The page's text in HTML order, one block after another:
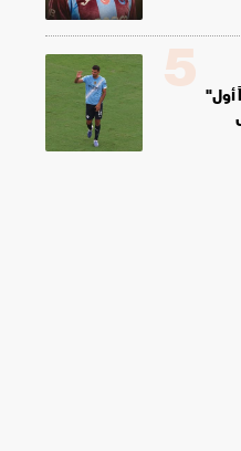
أول" 5